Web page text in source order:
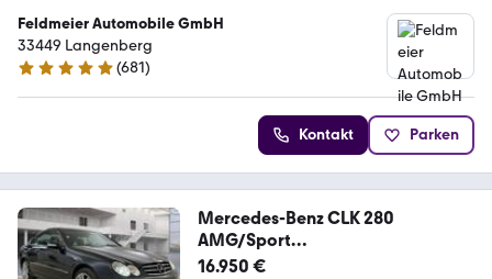
Feldmeier Automobile GmbH
33449 Langenberg
4.9 Sterne
(681)
Kontakt Parken
Mercedes-Benz CLK 280
AMG/Sport
Edition/Xenon/Navigation/Leder
16.950 €